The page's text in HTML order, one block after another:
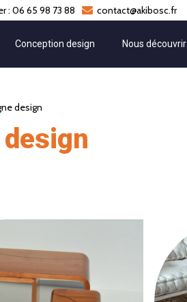
: 06 65 98 73 88 contact@akibosc.fr
Conception design Nous découvrir
design